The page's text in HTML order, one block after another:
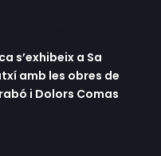
s’exhibeix a Sa
amb les obres de
i Dolors Comas